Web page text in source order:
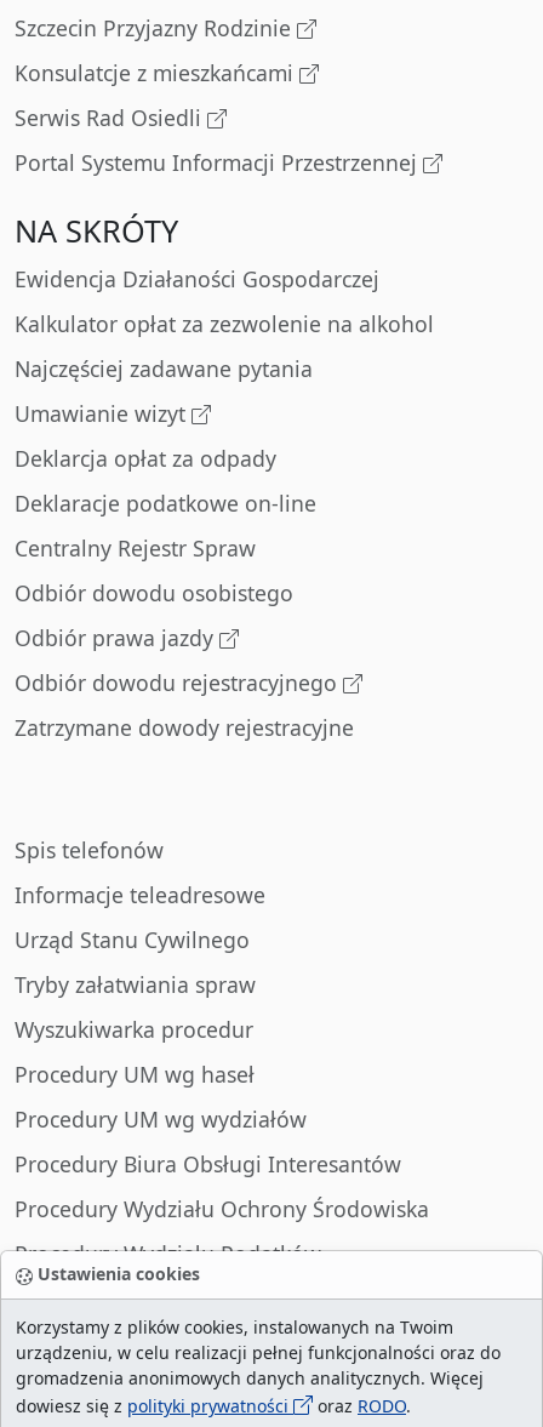
Ustawienia cookies
Korzystamy z plików cookies, instalowanych na Twoim
urządzeniu, w celu realizacji pełnej funkcjonalności oraz do
gromadzenia anonimowych danych analitycznych. Więcej
dowiesz się z polityki prywatności oraz RODO.
Szczecin Przyjazny Rodzinie
Konsulatcje z mieszkańcami
Serwis Rad Osiedli
Portal Systemu Informacji Przestrzennej
NA SKRÓTY
Ewidencja Działaności Gospodarczej
Kalkulator opłat za zezwolenie na alkohol
Najczęściej zadawane pytania
Umawianie wizyt
Deklarcja opłat za odpady
Deklaracje podatkowe on-line
Centralny Rejestr Spraw
Odbiór dowodu osobistego
Odbiór prawa jazdy
Odbiór dowodu rejestracyjnego
Zatrzymane dowody rejestracyjne
Spis telefonów
Informacje teleadresowe
Urząd Stanu Cywilnego
Tryby załatwiania spraw
Wyszukiwarka procedur
Procedury UM wg haseł
Procedury UM wg wydziałów
Procedury Biura Obsługi Interesantów
Procedury Wydziału Ochrony Środowiska
Procedury Wydziału Podatków
Procedury Wydziału Spraw Obywatelskich